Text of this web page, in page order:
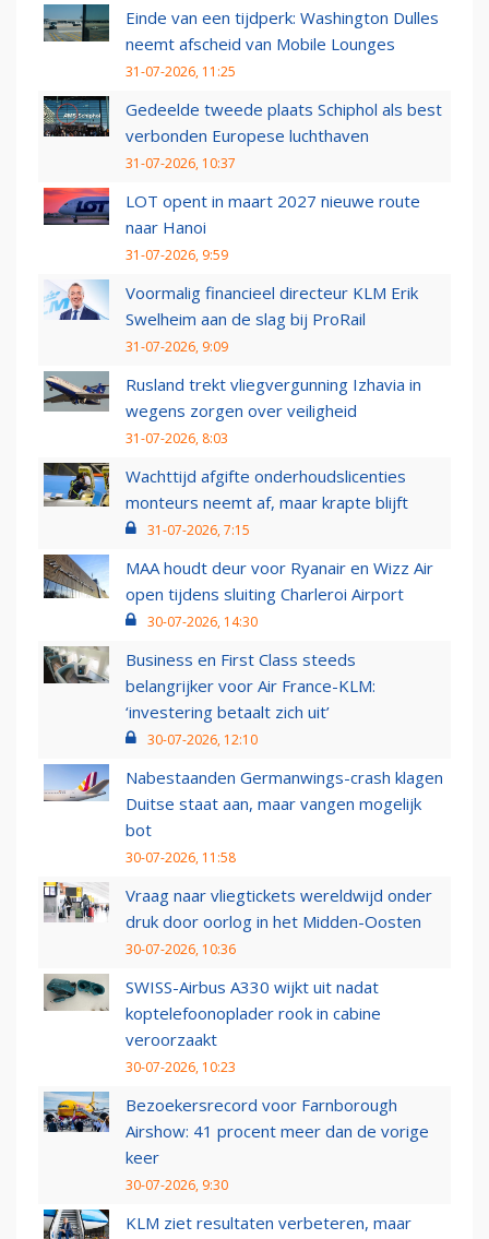
Einde van een tijdperk: Washington Dulles
neemt afscheid van Mobile Lounges
31-07-2026, 11:25
Gedeelde tweede plaats Schiphol als best
verbonden Europese luchthaven
31-07-2026, 10:37
LOT opent in maart 2027 nieuwe route
naar Hanoi
31-07-2026, 9:59
Voormalig financieel directeur KLM Erik
Swelheim aan de slag bij ProRail
31-07-2026, 9:09
Rusland trekt vliegvergunning Izhavia in
wegens zorgen over veiligheid
31-07-2026, 8:03
Wachttijd afgifte onderhoudslicenties
monteurs neemt af, maar krapte blijft
31-07-2026, 7:15
MAA houdt deur voor Ryanair en Wizz Air
open tijdens sluiting Charleroi Airport
30-07-2026, 14:30
Business en First Class steeds
belangrijker voor Air France-KLM:
‘investering betaalt zich uit’
30-07-2026, 12:10
Nabestaanden Germanwings-crash klagen
Duitse staat aan, maar vangen mogelijk
bot
30-07-2026, 11:58
Vraag naar vliegtickets wereldwijd onder
druk door oorlog in het Midden-Oosten
30-07-2026, 10:36
SWISS-Airbus A330 wijkt uit nadat
koptelefoonoplader rook in cabine
veroorzaakt
30-07-2026, 10:23
Bezoekersrecord voor Farnborough
Airshow: 41 procent meer dan de vorige
keer
30-07-2026, 9:30
KLM ziet resultaten verbeteren, maar